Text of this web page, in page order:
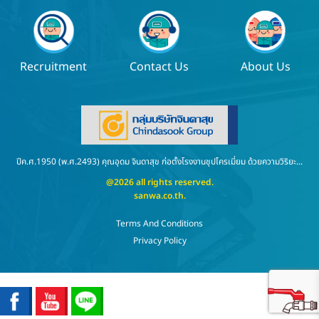
Recruitment Contact Us About Us
ปีค.ศ.1950 (พ.ศ.2493) คุณอุดม จินดาสุข ก่อตั้งโรงงานชุปโครเมี่ยม ด้วยความวิริยะ...
@2026 all rights reserved.
sanwa.co.th.
Terms And Conditions
Privacy Policy